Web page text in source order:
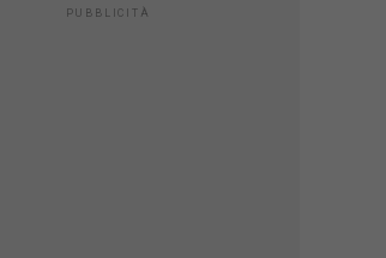
PUBBLICITÀ